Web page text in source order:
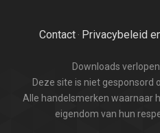
Contact· Privacybeleid
Downloads
Deze site is niet gesponsord
Alle handelsmerken waarnaar
eigendom van hun